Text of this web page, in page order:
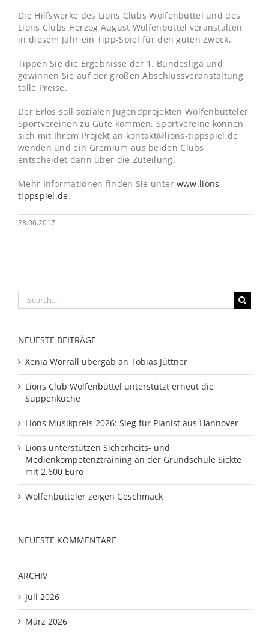
Die Hilfswerke des Lions Clubs Wolfenbüttel und des
Lions Clubs Herzog August Wolfenbüttel veranstalten
in diesem Jahr ein Tipp-Spiel für den guten Zweck.
Tippen Sie die Ergebnisse der 1. Bundesliga und
gewinnen Sie auf der großen Abschlussveranstaltung
tolle Preise.
Der Erlös soll sozialen Jugendprojekten Wolfenbütteler
Sportvereinen zu Gute kommen. Sportvereine können
sich mit Ihrem Projekt an kontakt@lions-tippspiel.de
wenden und ein Gremium aus beiden Clubs
entscheidet dann über die Zuteilung.
Mehr Informationen finden Sie unter www.lions-
tippspiel.de.
28.06.2017
Search
for:
NEUESTE BEITRÄGE
Xenia Worrall übergab an Tobias Jüttner
Lions Club Wolfenbüttel unterstützt erneut die
Suppenküche
Lions Musikpreis 2026: Sieg für Pianist aus Hannover
Lions unterstützen Sicherheits- und
Medienkompetenztraining an der Grundschule Sickte
mit 2.600 Euro
Wolfenbütteler zeigen Geschmack
NEUESTE KOMMENTARE
ARCHIV
Juli 2026
März 2026